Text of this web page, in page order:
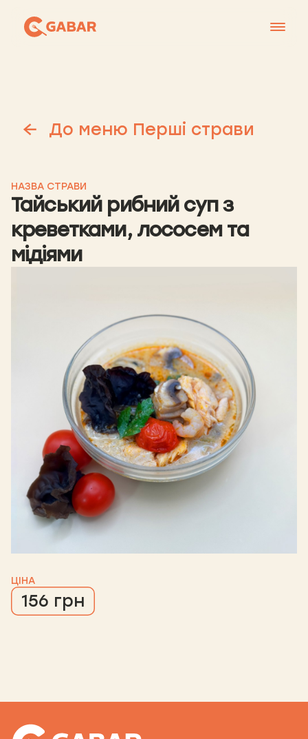
Франшиза
До меню Перші страви
НАЗВА СТРАВИ
Тайський рибний суп з
креветками, лососем та
мідіями
ЦІНА
156 грн